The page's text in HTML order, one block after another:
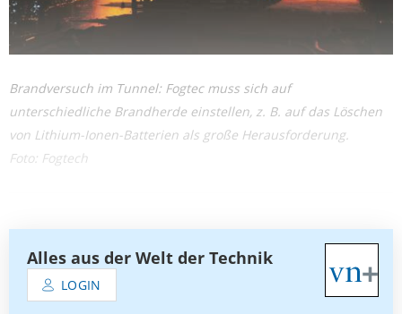
Brandversuch im Tunnel: Fogtec muss sich auf
unterschiedliche Brandherde einstellen, z. B. auf das Löschen
von Lithium-Ionen-Batterien als große Herausforderung.
Foto: Fogtech
Alles aus der Welt der Technik
LOGIN